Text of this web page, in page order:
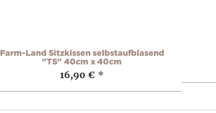
Farm-Land Sitzkissen selbstaufblasend
"TS" 40cm x 40cm
16,90 € *